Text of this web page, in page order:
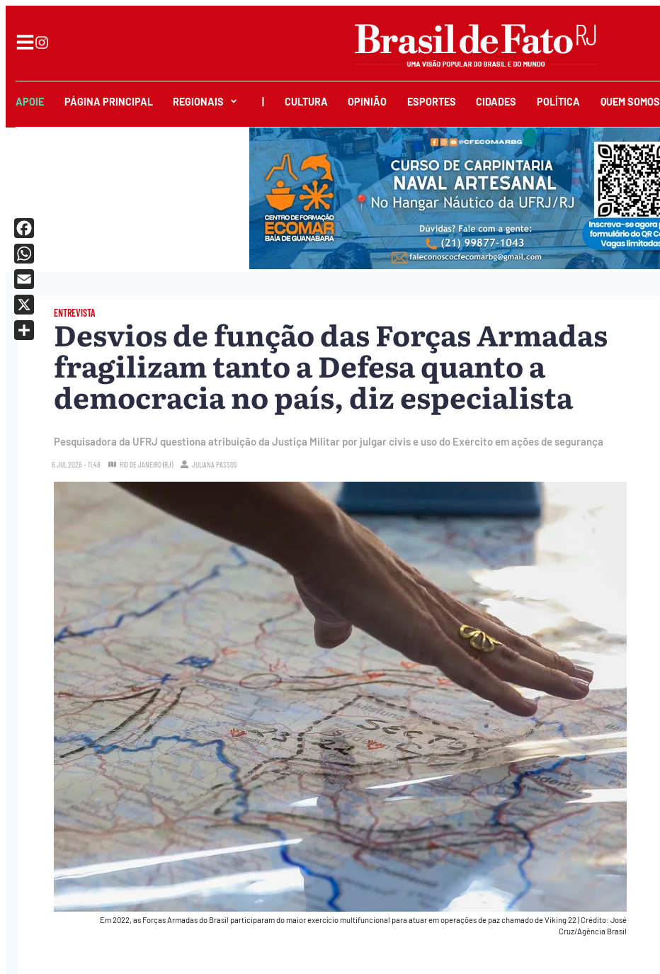
APOIE PÁGINA PRINCIPAL REGIONAIS CULTURA OPINIÃO ESPORTES CIDADES POLÍTICA QUEM SOMOS
ENTREVISTA
Desvios de função das Forças Armadas
fragilizam tanto a Defesa quanto a
democracia no país, diz especialista
Pesquisadora da UFRJ questiona atribuição da Justiça Militar por julgar civis e uso do Exército em ações de segurança
6.JUL.2026 - 11:48 RIO DE JANEIRO (RJ) JULIANA PASSOS
Em 2022, as Forças Armadas do Brasil participaram do maior exercício multifuncional para atuar em operações de paz chamado de Viking 22 |Crédito: José
Cruz/Agência Brasil
Facebook
WhatsApp
Email
X